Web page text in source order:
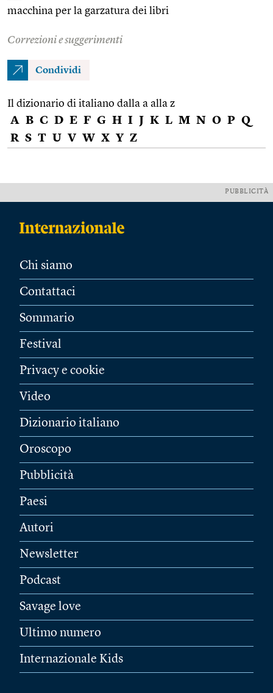
macchina per la garzatura dei libri
Correzioni e suggerimenti
Condividi
Il dizionario di italiano dalla a alla z
A B C D E F G H I J K L M N O P Q
R S T U V W X Y Z
PUBBLICITÀ
Chi siamo
Contattaci
Sommario
Festival
Privacy e cookie
Video
Dizionario italiano
Oroscopo
Pubblicità
Paesi
Autori
Newsletter
Podcast
Savage love
Ultimo numero
Internazionale Kids